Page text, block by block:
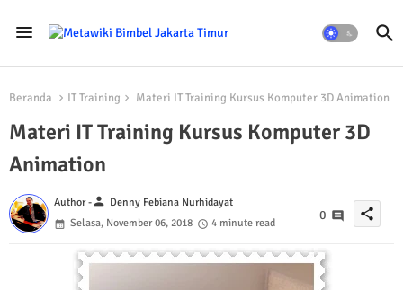
Beranda IT Training Materi IT Training Kursus Komputer 3D Animation
Materi IT Training Kursus Komputer 3D
Animation
Author -person Denny Febiana Nurhidayat
Selasa, November 06, 2018
4 minute read
0 share